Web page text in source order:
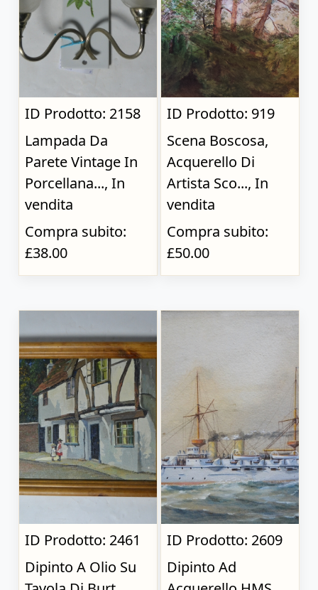
ID Prodotto: 2158
Lampada Da
Parete Vintage In
Porcellana..., In
vendita
Compra subito:
£38.00
ID Prodotto: 919
Scena Boscosa,
Acquerello Di
Artista Sco..., In
vendita
Compra subito:
£50.00
ID Prodotto: 2461
Dipinto A Olio Su
ID Prodotto: 2609
Dipinto Ad